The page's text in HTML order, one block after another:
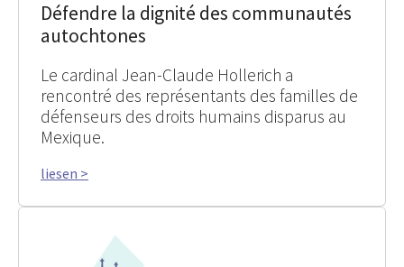
Défendre la dignité des communautés
autochtones
Le cardinal Jean-Claude Hollerich a
rencontré des représentants des familles de
défenseurs des droits humains disparus au
Mexique.
liesen >